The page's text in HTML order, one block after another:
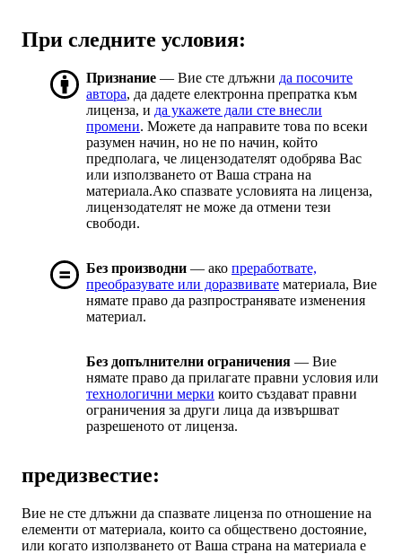
При следните условия:
Признание — Вие сте длъжни да посочите
автора, да дадете електронна препратка към
лиценза, и да укажете дали сте внесли
промени. Можете да направите това по всеки
разумен начин, но не по начин, който
предполага, че лицензодателят одобрява Вас
или използването от Ваша страна на
материала.Ако спазвате условията на лиценза,
лицензодателят не може да отмени тези
свободи.
Без производни — ако преработвате,
преобразувате или доразвивате материала, Вие
нямате право да разпространявате изменения
материал.
Без допълнителни ограничения — Вие
нямате право да прилагате правни условия или
технологични мерки които създават правни
ограничения за други лица да извършват
разрешеното от лиценза.
предизвестие:
Вие не сте длъжни да спазвате лиценза по отношение на
елементи от материала, които са обществено достояние,
или когато използването от Ваша страна на материала е